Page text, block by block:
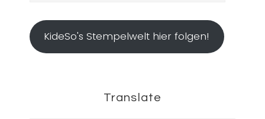
KideSo's Stempelwelt hier folgen!
Translate